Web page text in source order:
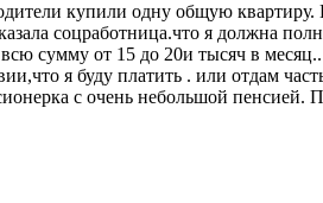
купили одну общую
соцработница.что я должна
сумму от 15 до 20и тысяч в
я буду платить . или отдам
с очень небольшой